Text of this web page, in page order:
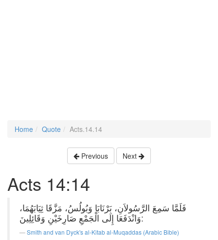
Home Quote Acts.14.14
Previous Next
Acts 14:14
فَلَمَّا سَمِعَ الرَّسُولاَنِ، بَرْنَابَا وَبُولُسُ، مَزَّقَا ثِيَابَهُمَا،
وَانْدَفَعَا إِلَى الْجَمْعِ صَارِخَيْنِ وَقَائِلِينَ:
Smith and van Dyck's al-Kitab al-Muqaddas (Arabic Bible)